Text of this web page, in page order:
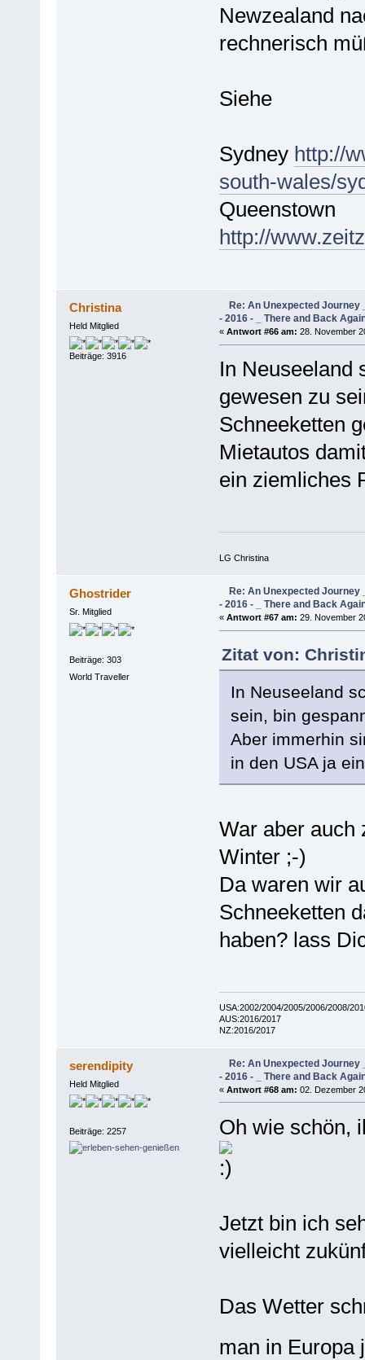
Newzealand
rechnerisch
Siehe
Sydney http://
south-wales/
Queenstown
http://
Christina
Held Mitglied
Beiträge: 3916
Re: An Unexpected Journey
- 2016 - _ There and Back
« Antwort #66 am: 28. November
In Neuseeland
gewesen zu
Schneeketten
Mietautos
ein ziemliches
LG Christina
Ghostrider
Sr. Mitglied
Beiträge: 303
World Traveller
Re: An Unexpected Journey
- 2016 - _ There and Back
« Antwort #67 am: 29. November
Zitat von:
In Neuseeland
sein, bin
Aber immerhin
in den USA ja
War aber auch
Winter ;-)
Da waren wir
Schneeketten
haben? lass
USA:2002/2004/2005/2006/2008/
AUS:2016/2017
NZ:2016/2017
serendipity
Held Mitglied
Beiträge: 2257
Re: An Unexpected Journey
- 2016 - _ There and Back
« Antwort #68 am: 02. Dezember
Oh wie schön,
Jetzt bin ich
vielleicht
Das Wetter
man in